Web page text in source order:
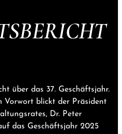
über das 37. Geschäftsjahr.
Vorwort blickt der Präsident
Dr. Peter
das Geschäftsjahr 2025